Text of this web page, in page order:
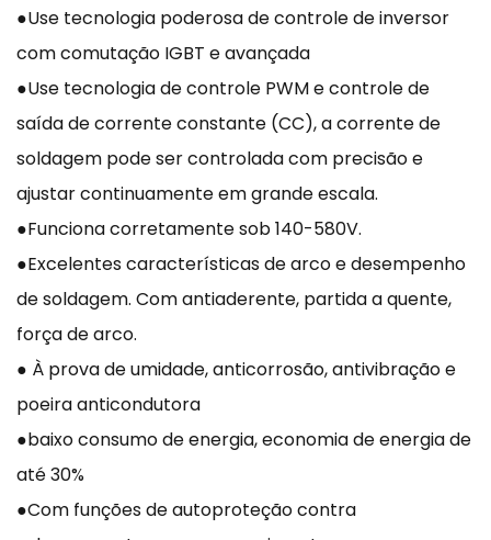
●Use tecnologia poderosa de controle de inversor
com comutação IGBT e avançada
●Use tecnologia de controle PWM e controle de
saída de corrente constante (CC), a corrente de
soldagem pode ser controlada com precisão e
ajustar continuamente em grande escala.
●Funciona corretamente sob 140-580V.
●Excelentes características de arco e desempenho
de soldagem. Com antiaderente, partida a quente,
força de arco.
● À prova de umidade, anticorrosão, antivibração e
poeira anticondutora
●baixo consumo de energia, economia de energia de
até 30%
●Com funções de autoproteção contra